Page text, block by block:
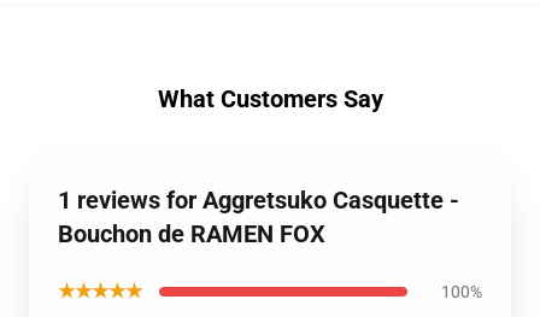
What Customers Say
1 reviews for Aggretsuko Casquette -
Bouchon de RAMEN FOX
★★★★★ 100%